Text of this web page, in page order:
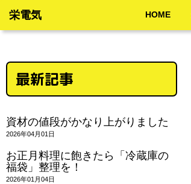
栄電気 HOME
最新記事
資材の値段がかなり上がりました
2026年04月01日
お正月料理に飽きたら「冷蔵庫の
福袋」整理を！
2026年01月04日